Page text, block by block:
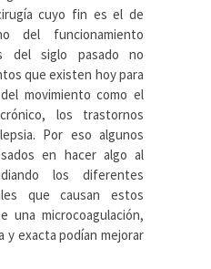
cuyo fin es el de
del funcionamiento
del siglo pasado no
que existen hoy para
movimiento como el
los trastornos
Por eso algunos
en hacer algo al
los diferentes
que causan estos
una microcoagulación,
y exacta podían mejorar